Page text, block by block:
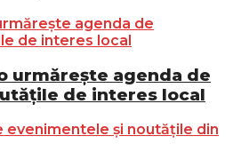
urmărește agenda de
de interes local